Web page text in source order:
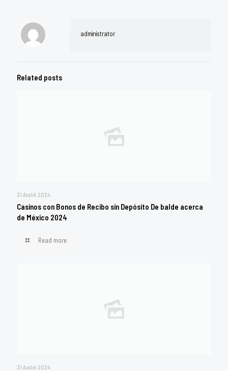
administrator
Related posts
31 Aralık 2024
Casinos con Bonos de Recibo sin Depósito De balde acerca
de México 2024
Read more
31 Aralık 2024